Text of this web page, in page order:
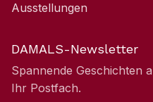
Ausstellungen
DAMALS-Newsletter
Spannende Geschichten
Ihr Postfach.